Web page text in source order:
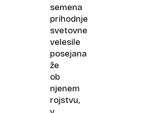
semena
prihodnje
svetovne
velesile
posejana
že
ob
njenem
rojstvu,